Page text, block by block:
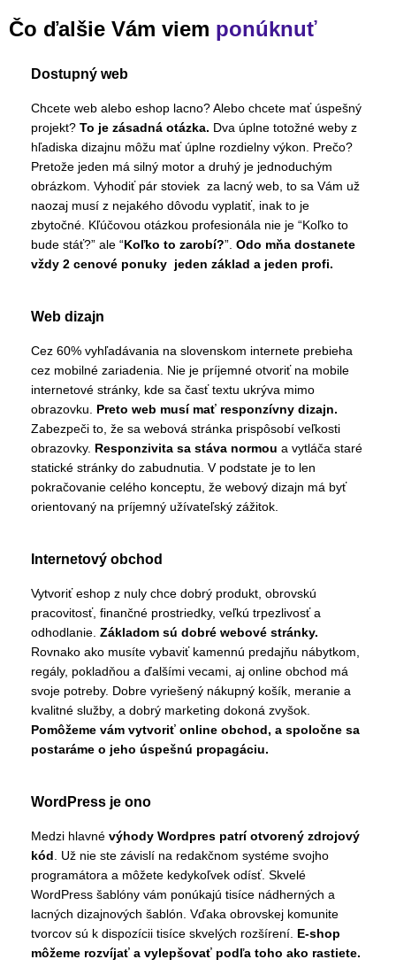
Čo ďalšie Vám viem ponúknuť
Dostupný web
Chcete web alebo eshop lacno? Alebo chcete mať úspešný
projekt? To je zásadná otázka. Dva úplne totožné weby z
hľadiska dizajnu môžu mať úplne rozdielny výkon. Prečo?
Pretože jeden má silný motor a druhý je jednoduchým
obrázkom. Vyhodiť pár stoviek za lacný web, to sa Vám už
naozaj musí z nejakého dôvodu vyplatiť, inak to je
zbytočné. Kľúčovou otázkou profesionála nie je “Koľko to
bude stáť?” ale “Koľko to zarobí?”. Odo mňa dostanete
vždy 2 cenové ponuky jeden základ a jeden profi.
Web dizajn
Cez 60% vyhľadávania na slovenskom internete prebieha
cez mobilné zariadenia. Nie je príjemné otvoriť na mobile
internetové stránky, kde sa časť textu ukrýva mimo
obrazovku. Preto web musí mať responzívny dizajn.
Zabezpeči to, že sa webová stránka prispôsobí veľkosti
obrazovky. Responzivita sa stáva normou a vytláča staré
statické stránky do zabudnutia. V podstate je to len
pokračovanie celého konceptu, že webový dizajn má byť
orientovaný na príjemný užívateľský zážitok.
Internetový obchod
Vytvoriť eshop z nuly chce dobrý produkt, obrovskú
pracovitosť, finančné prostriedky, veľkú trpezlivosť a
odhodlanie. Základom sú dobré webové stránky.
Rovnako ako musíte vybaviť kamennú predajňu nábytkom,
regály, pokladňou a ďalšími vecami, aj online obchod má
svoje potreby. Dobre vyriešený nákupný košík, meranie a
kvalitné služby, a dobrý marketing dokoná zvyšok.
Pomôžeme vám vytvoriť online obchod, a spoločne sa
postaráme o jeho úspešnú propagáciu.
WordPress je ono
Medzi hlavné výhody Wordpres patrí otvorený zdrojový
kód. Už nie ste závislí na redakčnom systéme svojho
programátora a môžete kedykoľvek odísť. Skvelé
WordPress šablóny vám ponúkajú tisíce nádherných a
lacných dizajnových šablón. Vďaka obrovskej komunite
tvorcov sú k dispozícii tisíce skvelých rozšírení. E-shop
môžeme rozvíjať a vylepšovať podľa toho ako rastiete.